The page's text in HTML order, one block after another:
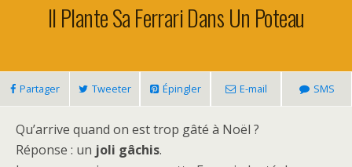
Il Plante Sa Ferrari Dans Un Poteau
Partager Tweeter Épingler E-mail SMS
Qu’arrive quand on est trop gâté à Noël ?
Réponse : un joli gâchis.